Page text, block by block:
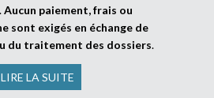
.Aucun paiement, frais ou
sont exigés en échange de
du traitement des dossiers.
LIRE LA SUITE